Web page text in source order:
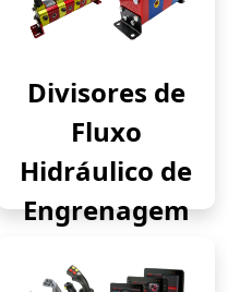
Divisores de
Fluxo
Hidráulico de
Engrenagem